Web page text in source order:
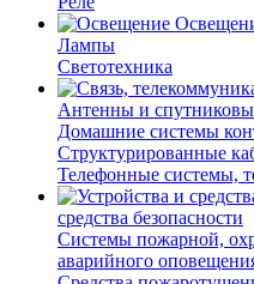
Лампы
Светотехника
Антенны и
Домашние системы
Структурированные
Телефонные системы,
средства безопасности
Системы пожарной,
аварийного